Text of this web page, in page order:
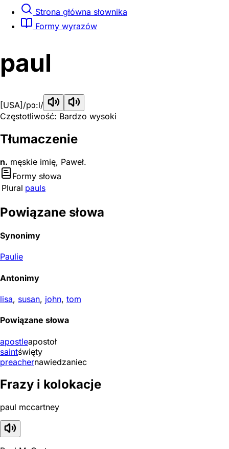
Strona główna słownika
Formy wyrazów
paul
[USA] /pɔ:l/
Częstotliwość: Bardzo wysoki
Tłumaczenie
n. męskie imię, Paweł.
Formy słowa
Plural pauls
Powiązane słowa
Synonimy
Paulie
Antonimy
lisa, susan, john, tom
Powiązane słowa
apostleapostoł
saintświęty
preachernawiedzaniec
Frazy i kolokacje
paul mccartney